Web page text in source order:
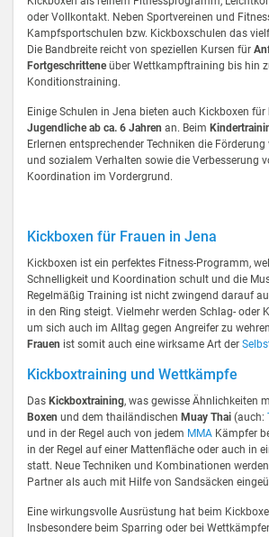
oder Vollkontakt. Neben Sportvereinen und
Kampfsportschulen bzw. Kickboxschulen das
Die Bandbreite reicht von speziellen Kursen für
Fortgeschritteneüber Wettkampftraining bis hin
Konditionstraining.
Einige Schulen in Jena bieten auch Kickboxen für
Jugendliche ab ca. 6 Jahren an. Beim
Erlernen entsprechender Techniken die
und sozialem Verhalten sowie die Verbesserung
Koordination im Vordergrund.
Kickboxen für Frauen in Jena
Kickboxen ist ein perfektes Fitness-Programm,
Schnelligkeit und Koordination schult und die
Regelmäßig Training ist nicht zwingend darauf
in den Ring steigt. Vielmehr werden Schlag- oder
um sich auch im Alltag gegen Angreifer zu
Frauen ist somit auch eine wirksame Art der
Kickboxtraining und Wettkämpfe
Das Kickboxtraining, was gewisse Ähnlichkeiten
Boxen und dem thailändischen Muay Thai (auch:
und in der Regel auch von jedem MMA Kämpfer
in der Regel auf einer Mattenfläche oder auch in
statt. Neue Techniken und Kombinationen
Partner als auch mit Hilfe von Sandsäcken
Eine wirkungsvolle Ausrüstung hat beim
Insbesondere beim Sparring oder bei